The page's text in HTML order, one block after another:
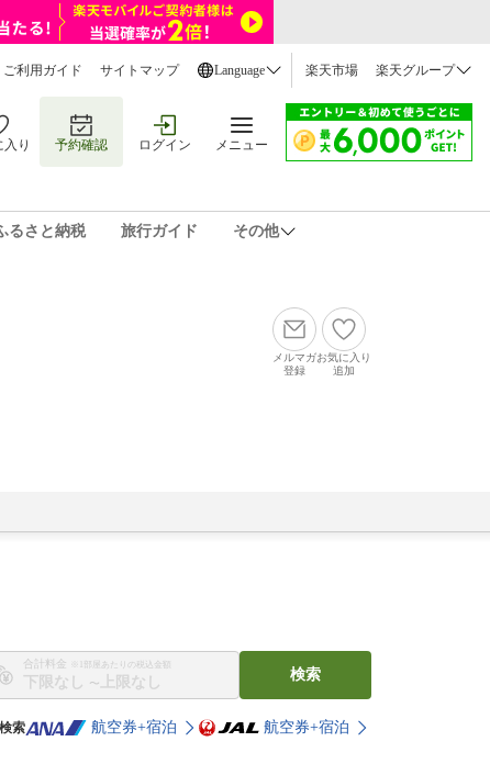
ご利用ガイド サイトマップ Language 楽天市場 楽天グループ
入り 予約確認 ログイン メニュー
るさと納税 旅行ガイド その他
メルマガ
登録
お気に入り
追加
合計料金 ※1部屋あたりの税込金額
〜
検索
索 航空券+宿泊 航空券+宿泊